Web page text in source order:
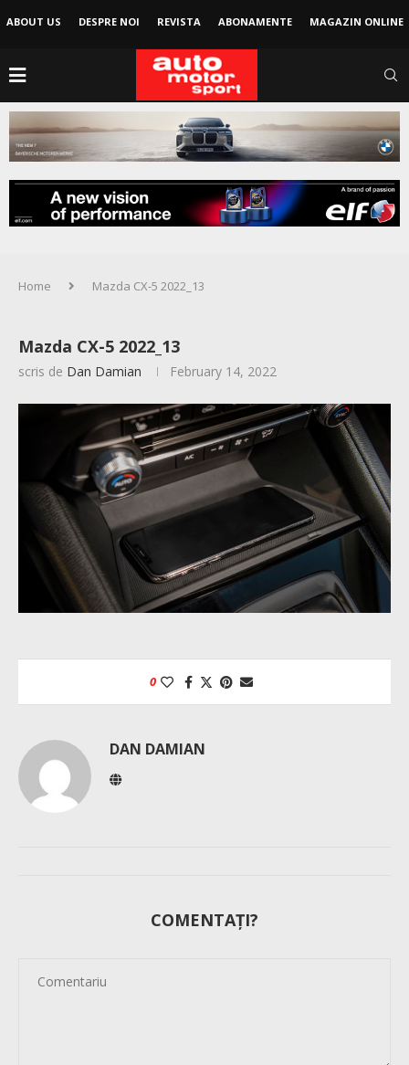
ABOUT US DESPRE NOI REVISTA ABONAMENTE MAGAZIN ONLINE
Home Mazda CX-5 2022_13
Mazda CX-5 2022_13
scris de Dan Damian February 14, 2022
0
DAN DAMIAN
COMENTAȚI?